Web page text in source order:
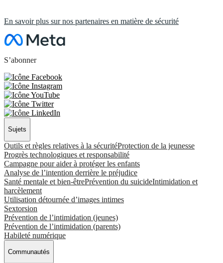
En savoir plus sur nos partenaires en matière de sécurité
S’abonner
Sujets
Outils et règles relatives à la sécuritéProtection de la jeunesse
Progrès technologiques et responsabilité
Campagne pour aider à protéger les enfants
Analyse de l’intention derrière le préjudice
Santé mentale et bien-êtrePrévention du suicideIntimidation et
harcèlement
Utilisation détournée d’images intimes
Sextorsion
Prévention de l’intimidation (jeunes)
Prévention de l’intimidation (parents)
Habileté numérique
Communautés